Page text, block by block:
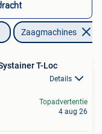
Zaagmachines
T-Loc
Details
Topadvertentie
4 aug 26